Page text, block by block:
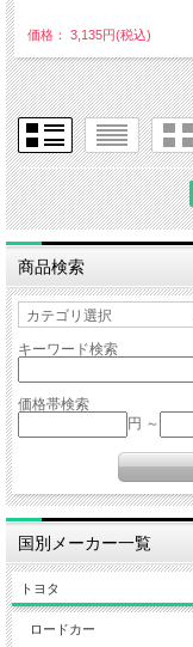
価格： 3,135円(税込)
商品検索
キーワード検索
価格帯検索
円 ～
国別メーカー一覧
トヨタ
ロードカー